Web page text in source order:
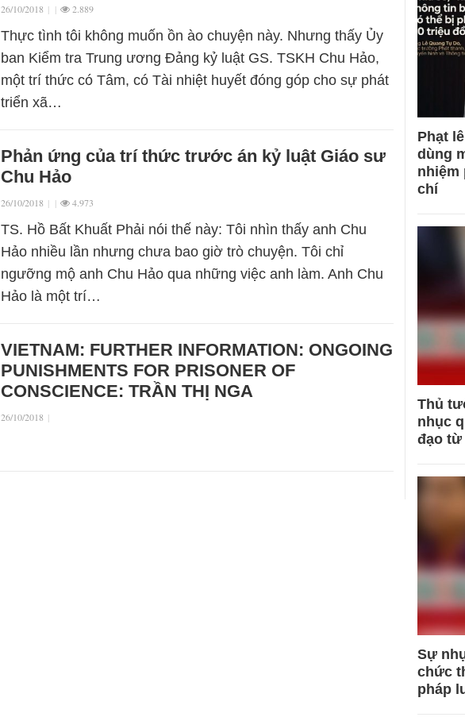
26/10/2018 | | 2.889
Thực tình tôi không muốn ồn ào chuyện này. Nhưng thấy Ủy
ban Kiểm tra Trung ương Đảng kỷ luật GS. TSKH Chu Hảo,
một trí thức có Tâm, có Tài nhiệt huyết đóng góp cho sự phát
triển xã…
Phản ứng của trí thức trước án kỷ luật Giáo sư
Chu Hảo
26/10/2018 | | 4.973
TS. Hồ Bất Khuất Phải nói thế này: Tôi nhìn thấy anh Chu
Hảo nhiều lần nhưng chưa bao giờ trò chuyện. Tôi chỉ
ngưỡng mộ anh Chu Hảo qua những việc anh làm. Anh Chu
Hảo là một trí…
VIETNAM: FURTHER INFORMATION: ONGOING
PUNISHMENTS FOR PRISONER OF
CONSCIENCE: TRẦN THỊ NGA
26/10/2018 |
Phạt
dùng
nhiệm
chí
Thủ
nhục
đạo từ
Sự
chức
pháp